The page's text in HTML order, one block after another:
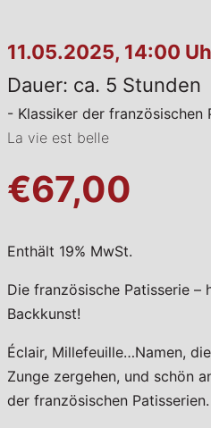
11.05.2025, 14:00
Dauer: ca. 5 Stunden
- Klassiker der französischen
La vie est belle
€67,00
Enthält 19% MwSt.
Die französische Patisserie –
Backkunst!
Éclair, Millefeuille…Namen,
Zunge zergehen, und schön
der französischen Patisserien.